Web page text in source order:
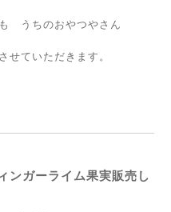
うちのおやつやさん
せていただきます。
ガーライム果実販売し